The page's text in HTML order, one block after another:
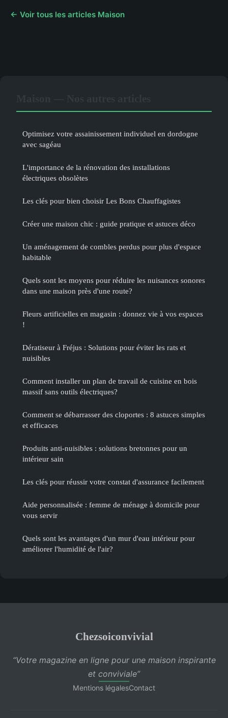
← Voir tous les articles Maison
Optimisez votre assainissement individuel en dordogne
avec sagéau
L'importance de la rénovation des installations
électriques obsolètes
Les clés pour bien choisir Les Bons Chauffagistes
Créer une maison chic : guide pratique et astuces déco
Un aménagement de combles perdus pour plus d'espace
habitable
Quels sont les moyens pour réduire les nuisances sonores
dans une maison près d'une route?
Fleurs artificielles en magasin : donnez vie à vos espaces
!
Dératiseur à Fréjus : Solutions pour éviter les rats et
nuisibles
Comment installer un plan de travail de cuisine en bois
massif sans outils électriques?
Comment se débarrasser des cloportes : 8 astuces simples
et efficaces
Produits anti-nuisibles : solutions bretonnes pour un
intérieur sain
Les clés pour réussir votre constat d'assurance facilement
Aide personnalisée : femme de ménage à domicile pour
vous servir
Quels sont les avantages d'un mur d'eau intérieur pour
améliorer l'humidité de l'air?
Chezsoiconvivial
“Votre magazine en ligne pour une maison inspirante
et conviviale”
Mentions légalesContact